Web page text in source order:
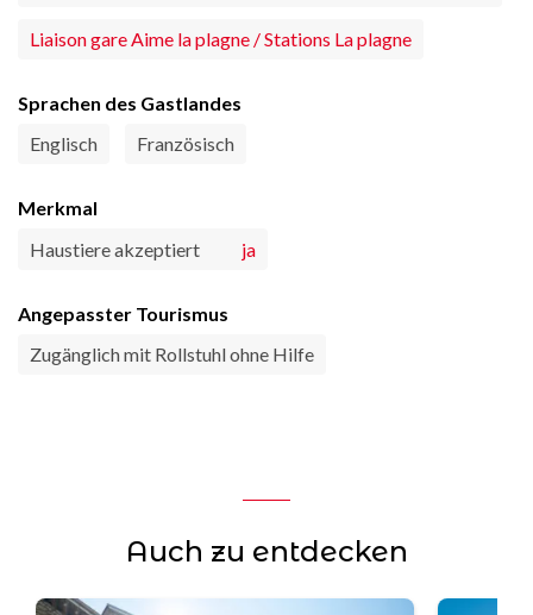
Liaison gare Aime la plagne / Stations La plagne
Sprachen des Gastlandes
Englisch
Französisch
Merkmal
Haustiere akzeptiert
ja
Angepasster Tourismus
Zugänglich mit Rollstuhl ohne Hilfe
Auch zu entdecken